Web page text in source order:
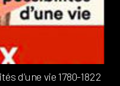
d’une vie 1780-1822